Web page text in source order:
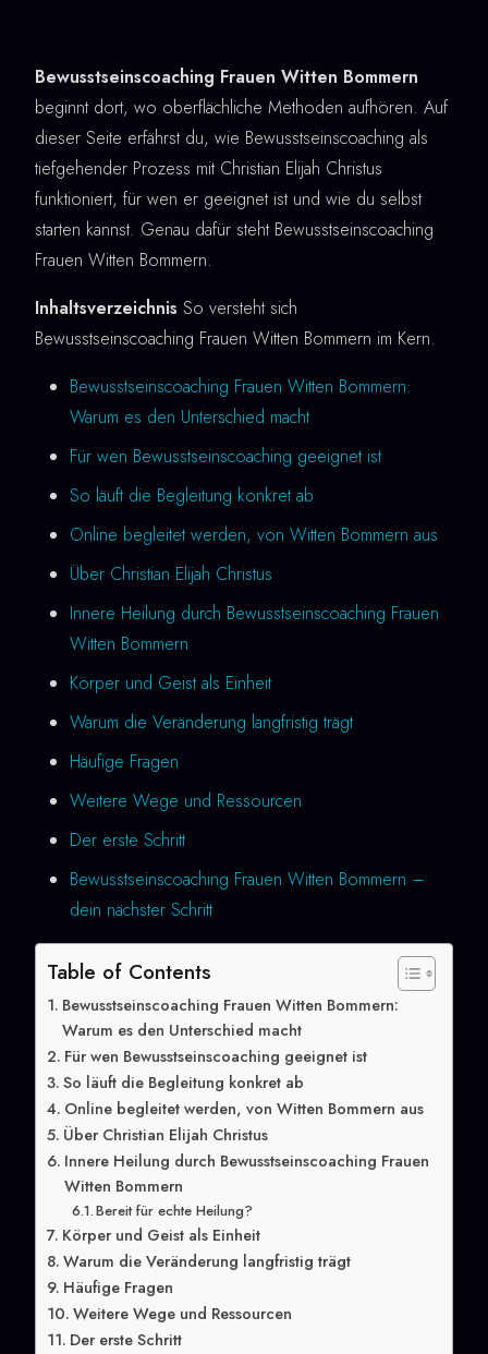
Bewusstseinscoaching Frauen Witten Bommern
beginnt dort, wo oberflächliche Methoden aufhören. Auf
dieser Seite erfährst du, wie Bewusstseinscoaching als
tiefgehender Prozess mit Christian Elijah Christus
funktioniert, für wen er geeignet ist und wie du selbst
starten kannst. Genau dafür steht Bewusstseinscoaching
Frauen Witten Bommern.
Inhaltsverzeichnis So versteht sich
Bewusstseinscoaching Frauen Witten Bommern im Kern.
Bewusstseinscoaching Frauen Witten Bommern:
Warum es den Unterschied macht
Für wen Bewusstseinscoaching geeignet ist
So läuft die Begleitung konkret ab
Online begleitet werden, von Witten Bommern aus
Über Christian Elijah Christus
Innere Heilung durch Bewusstseinscoaching Frauen
Witten Bommern
Körper und Geist als Einheit
Warum die Veränderung langfristig trägt
Häufige Fragen
Weitere Wege und Ressourcen
Der erste Schritt
Bewusstseinscoaching Frauen Witten Bommern –
dein nächster Schritt
Table of Contents
Bewusstseinscoaching Frauen Witten Bommern:
Warum es den Unterschied macht
Für wen Bewusstseinscoaching geeignet ist
So läuft die Begleitung konkret ab
Online begleitet werden, von Witten Bommern aus
Über Christian Elijah Christus
Innere Heilung durch Bewusstseinscoaching Frauen
Witten Bommern
Bereit für echte Heilung?
Körper und Geist als Einheit
Warum die Veränderung langfristig trägt
Häufige Fragen
Weitere Wege und Ressourcen
Der erste Schritt